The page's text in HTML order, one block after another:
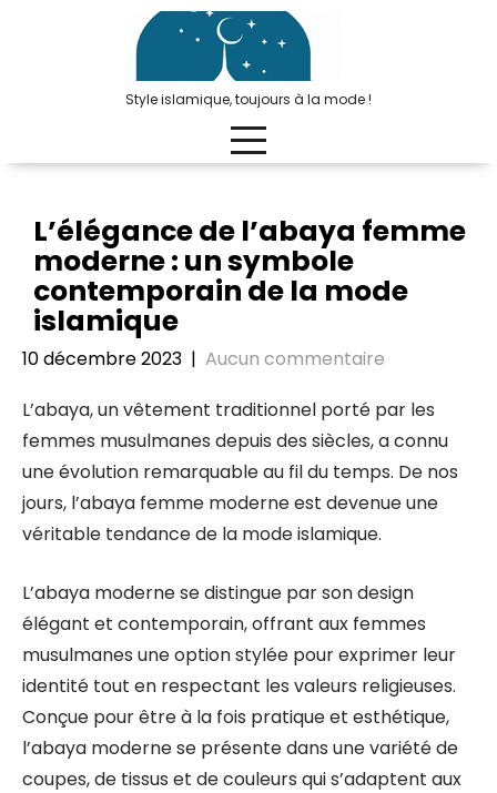
Style islamique, toujours à la mode !
L’élégance de l’abaya femme
moderne : un symbole
contemporain de la mode
islamique
10 décembre 2023 | Aucun commentaire
L’abaya, un vêtement traditionnel porté par les
femmes musulmanes depuis des siècles, a connu
une évolution remarquable au fil du temps. De nos
jours, l’abaya femme moderne est devenue une
véritable tendance de la mode islamique.
L’abaya moderne se distingue par son design
élégant et contemporain, offrant aux femmes
musulmanes une option stylée pour exprimer leur
identité tout en respectant les valeurs religieuses.
Conçue pour être à la fois pratique et esthétique,
l’abaya moderne se présente dans une variété de
coupes, de tissus et de couleurs qui s’adaptent aux